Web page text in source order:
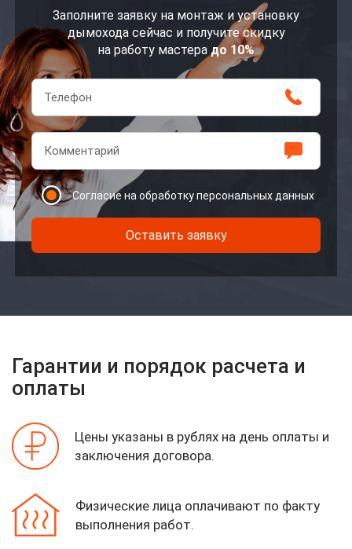
Заполните заявку на монтаж и установку
дымохода сейчас и получите скидку
на работу мастера до 10%
Согласие на обработку персональных данных
Оставить заявку
Гарантии и порядок расчета и
оплаты
Цены указаны в рублях на день оплаты и
заключения договора.
Физические лица оплачивают по факту
выполнения работ.